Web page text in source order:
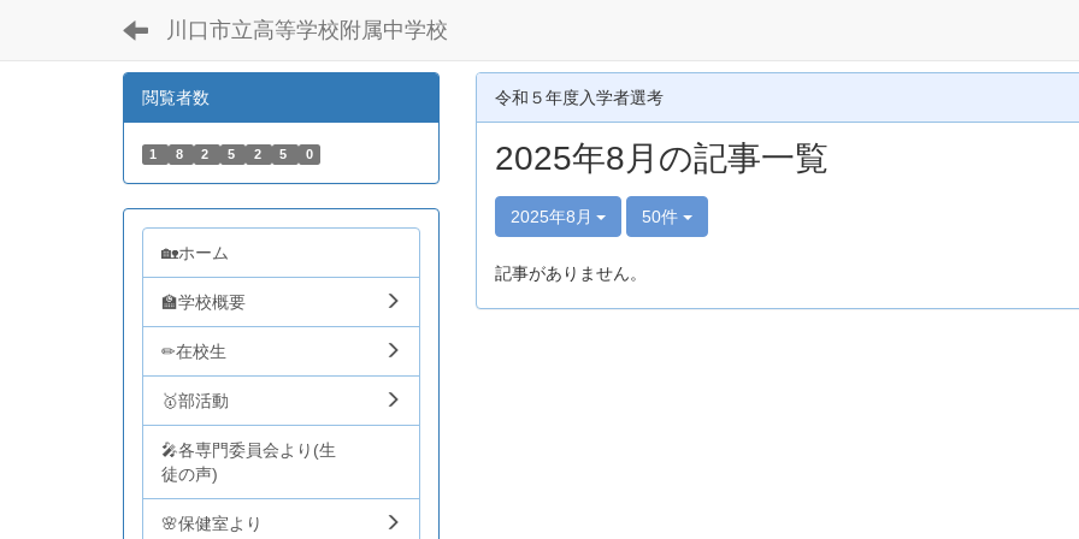
川口市立高等学校附属中学校
令和５年度入学者選考
2025年8月の記事一覧
2025年8月 50件
記事がありません。
閲覧者数
1 8 2 5 2 5 0
🏡ホーム
🏫学校概要
✏在校生
🥇部活動
🎤各専門委員会より(生
徒の声)
🌸保健室より